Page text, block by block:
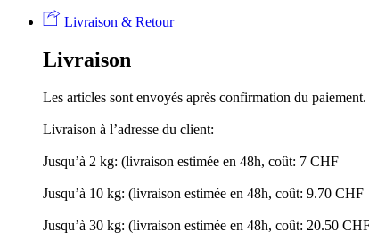
Livraison & Retour
Livraison
Les articles sont envoyés après confirmation du paiement.
Livraison à l’adresse du client:
Jusqu’à 2 kg: (livraison estimée en 48h, coût: 7 CHF
Jusqu’à 10 kg: (livraison estimée en 48h, coût: 9.70 CHF
Jusqu’à 30 kg: (livraison estimée en 48h, coût: 20.50